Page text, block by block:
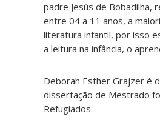
padre Jesús de Bobadilha,
entre 04 a 11 anos, a
literatura infantil, por isso
a leitura na infância, o
Deborah Esther Grajzer é
dissertação de Mestrado
Refugiados.